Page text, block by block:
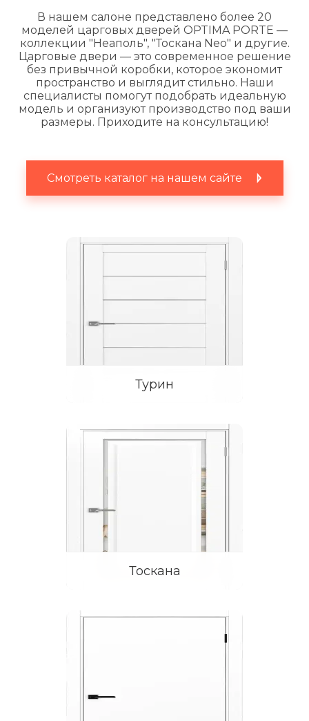
В нашем салоне представлено более 20
моделей царговых дверей OPTIMA PORTE —
коллекции "Неаполь", "Тоскана Neo" и другие.
Царговые двери — это современное решение
без привычной коробки, которое экономит
пространство и выглядит стильно. Наши
специалисты помогут подобрать идеальную
модель и организуют производство под ваши
размеры. Приходите на консультацию!
Смотреть каталог на нашем сайте
Турин
Тоскана